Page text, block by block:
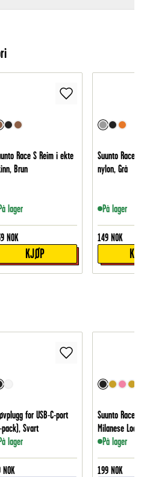
Race S Reim i ekte
Brun
lager
NOK
KJØP
Suunto Race S
nylon, Grå
På lager
149 NOK
for USB-C-port
Svart
lager
NOK
Suunto Race S
Milanese
På lager
199 NOK